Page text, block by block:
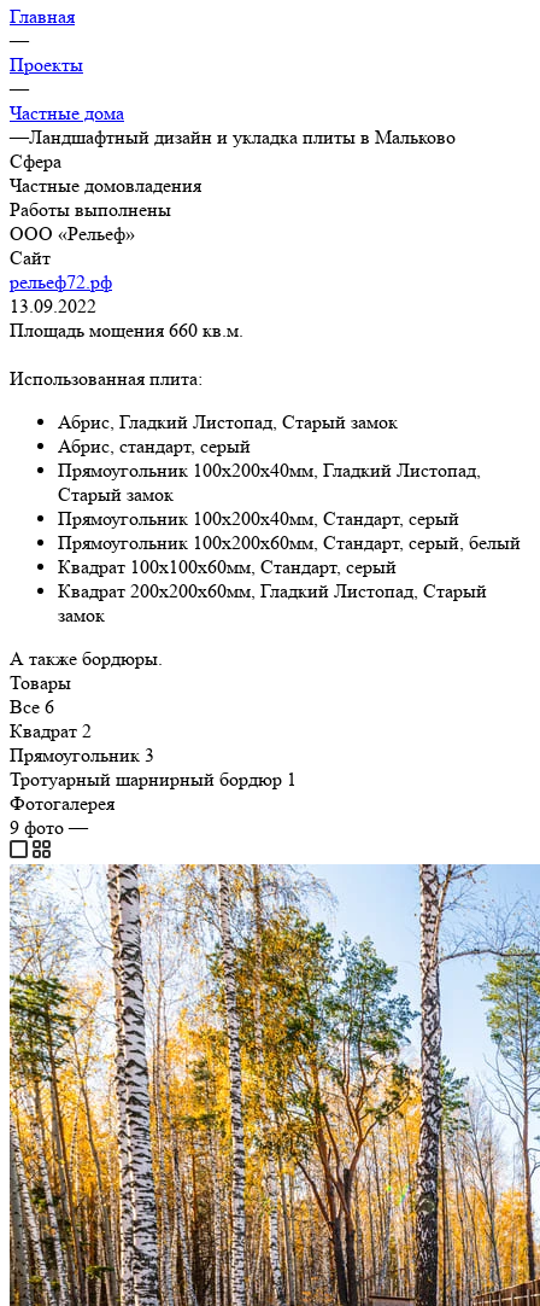
Главная
—
Проекты
—
Частные дома
—Ландшафтный дизайн и укладка плиты в Мальково
Сфера
Частные домовладения
Работы выполнены
ООО «Рельеф»
Сайт
рельеф72.рф
13.09.2022
Площадь мощения 660 кв.м.
Использованная плита:
Абрис, Гладкий Листопад, Старый замок
Абрис, стандарт, серый
Прямоугольник 100х200х40мм, Гладкий Листопад,
Старый замок
Прямоугольник 100х200х40мм, Стандарт, серый
Прямоугольник 100х200х60мм, Стандарт, серый, белый
Квадрат 100х100х60мм, Стандарт, серый
Квадрат 200х200х60мм, Гладкий Листопад, Старый
замок
А также бордюры.
Товары
Все 6
Квадрат 2
Прямоугольник 3
Тротуарный шарнирный бордюр 1
Фотогалерея
9 фото—